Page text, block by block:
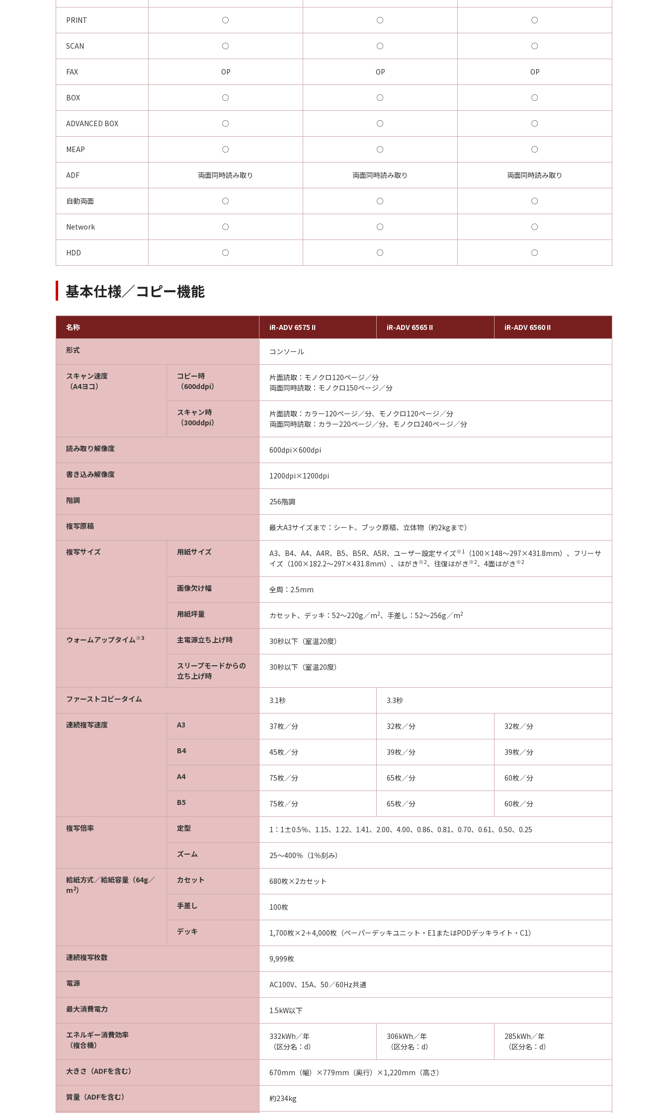
PRINT ○ ○ ○
SCAN ○ ○ ○
FAX OP OP OP
BOX ○ ○ ○
ADVANCED BOX ○ ○ ○
MEAP ○ ○ ○
ADF 両面同時読み取り 両面同時読み取り 両面同時読み取り
自動両面 ○ ○ ○
Network ○ ○ ○
HDD ○ ○ ○
基本仕様／コピー機能
名称 iR-ADV 6575 II iR-ADV 6565 II iR-ADV 6560 II
形式 コンソール
スキャン速度
（A4ヨコ）
コピー時
（600ddpi）
片面読取：モノクロ120ページ／分
両面同時読取：モノクロ150ページ／分
スキャン時
（300ddpi）
片面読取：カラー120ページ／分、モノクロ120ページ／分
両面同時読取：カラー220ページ／分、モノクロ240ページ／分
読み取り解像度 600dpi×600dpi
書き込み解像度 1200dpi×1200dpi
階調 256階調
複写原稿 最大A3サイズまで：シート、ブック原稿、立体物（約2kgまで）
複写サイズ 用紙サイズ A3、B4、A4、A4R、B5、B5R、A5R、ユーザー設定サイズ※1
（100×148～297×431.8mm）、フリーサ
イズ（100×182.2～297×431.8mm）、はがき ※2、往復はがき ※2、4面はがき ※2
画像欠け幅 全周：2.5mm
用紙坪量 カセット、デッキ：52～220g／m2、手差し：52～256g／m2
ウォームアップタイム※3 主電源立ち上げ時 30秒以下（室温20度）
スリープモードからの
立ち上げ時
30秒以下（室温20度）
ファーストコピータイム 3.1秒 3.3秒
連続複写速度 A3 37枚／分 32枚／分 32枚／分
B4 45枚／分 39枚／分 39枚／分
A4 75枚／分 65枚／分 60枚／分
B5 75枚／分 65枚／分 60枚／分
複写倍率 定型 1：1±0.5％、1.15、1.22、1.41、2.00、4.00、0.86、0.81、0.70、0.61、0.50、0.25
ズーム 25～400％（1％刻み）
給紙方式／給紙容量（64g／
m2）
カセット 680枚×2カセット
手差し 100枚
デッキ 1,700枚×2＋4,000枚（ペーパーデッキユニット・E1またはPODデッキライト・C1）
連続複写枚数 9,999枚
電源 AC100V、15A、50／60Hz共通
最大消費電力 1.5kW以下
エネルギー消費効率
（複合機）
332kWh／年
（区分名：d）
306kWh／年
（区分名：d）
285kWh／年
（区分名：d）
大きさ（ADFを含む） 670mm（幅）×779mm（奥行）×1,220mm（高さ）
質量（ADFを含む） 約234kg